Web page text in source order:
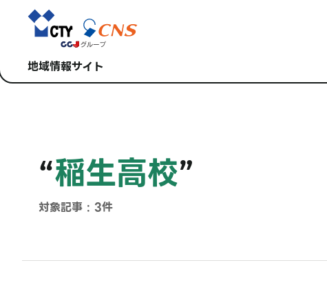
地域情報サイト
“稲生高校”
対象記事 : 3件